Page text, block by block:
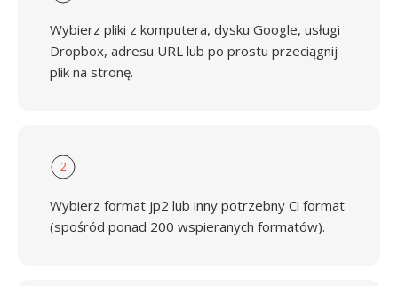
Wybierz pliki z komputera, dysku Google, usługi
Dropbox, adresu URL lub po prostu przeciągnij
plik na stronę.
2
Wybierz format jp2 lub inny potrzebny Ci format
(spośród ponad 200 wspieranych formatów).